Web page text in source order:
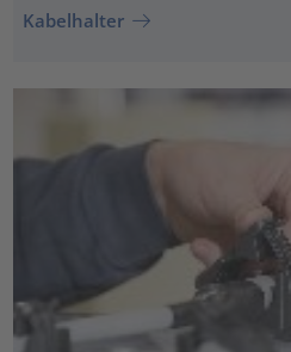
Kabelhalter